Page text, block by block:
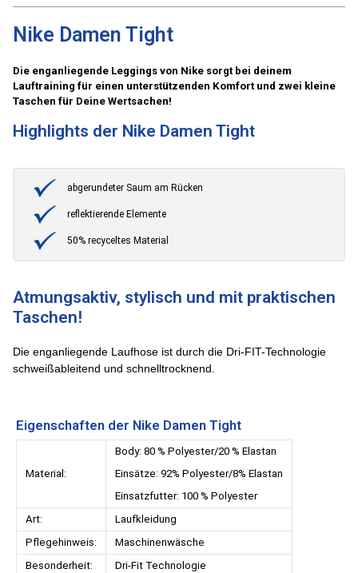
Nike Damen Tight
Die enganliegende Leggings von Nike sorgt bei deinem
Lauftraining für einen unterstützenden Komfort und zwei kleine
Taschen für Deine Wertsachen!
Highlights der Nike Damen Tight
abgerundeter Saum am Rücken
reflektierende Elemente
50% recyceltes Material
Atmungsaktiv, stylisch und mit praktischen
Taschen!
Die enganliegende Laufhose ist durch die Dri-FIT-Technologie
schweißableitend und schnelltrocknend.
Eigenschaften der Nike Damen Tight
Material:
Body: 80 % Polyester/20 % Elastan
Einsätze: 92% Polyester/8% Elastan
Einsatzfutter: 100 % Polyester
Art:
Laufkleidung
Pflegehinweis:
Maschinenwäsche
Besonderheit:
Dri-Fit Technologie